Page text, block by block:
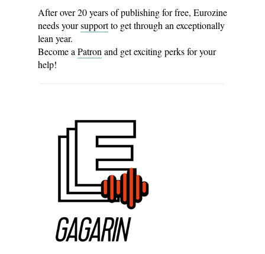
After over 20 years of publishing for free, Eurozine
needs yoursupportto get through an exceptionally
lean year.
Become a Patron and get exciting perks for your
help!